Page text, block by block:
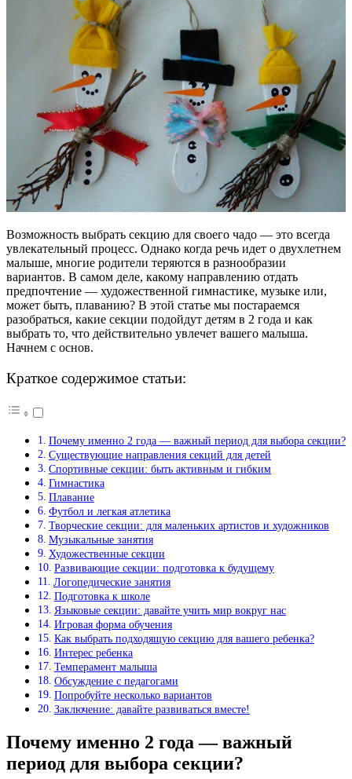
Возможность выбрать секцию для своего чадо — это всегда
увлекательный процесс. Однако когда речь идет о двухлетнем
малыше, многие родители теряются в разнообразии
вариантов. В самом деле, какому направлению отдать
предпочтение — художественной гимнастике, музыке или,
может быть, плаванию? В этой статье мы постараемся
разобраться, какие секции подойдут детям в 2 года и как
выбрать то, что действительно увлечет вашего малыша.
Начнем с основ.
Краткое содержимое статьи:
Почему именно 2 года — важный период для выбора секции?
Существующие направления секций для детей
Спортивные секции: быть активным и гибким
Гимнастика
Плавание
Футбол и легкая атлетика
Творческие секции: для маленьких артистов и художников
Музыкальные занятия
Художественные секции
Развивающие секции: подготовка к будущему
Логопедические занятия
Подготовка к школе
Языковые секции: давайте учить мир вокруг нас
Игровая форма обучения
Как выбрать подходящую секцию для вашего ребенка?
Интерес ребенка
Темперамент малыша
Обсуждение с педагогами
Попробуйте несколько вариантов
Заключение: давайте развиваться вместе!
Почему именно 2 года — важный
период для выбора секции?